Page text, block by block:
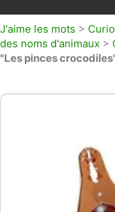
J'aime les mots >
des noms d'animaux >
"Les pinces